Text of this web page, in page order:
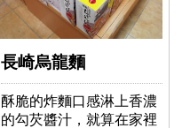
長崎烏龍麵
酥脆的炸麵口感淋上香濃
的勾芡醬汁，就算在家裡